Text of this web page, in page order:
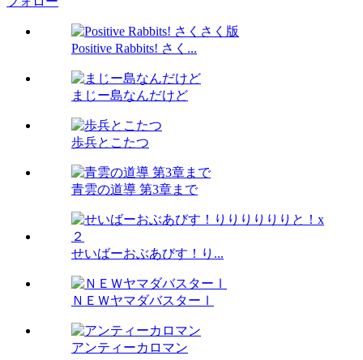
Positive Rabbits! さく...
まじー島なんだけど
歩兵とこたつ
青雲の道導 第3章まで
せいばーおぶあびす！り...
ＮＥＷヤマダバスターⅠ
アンティーカロマン